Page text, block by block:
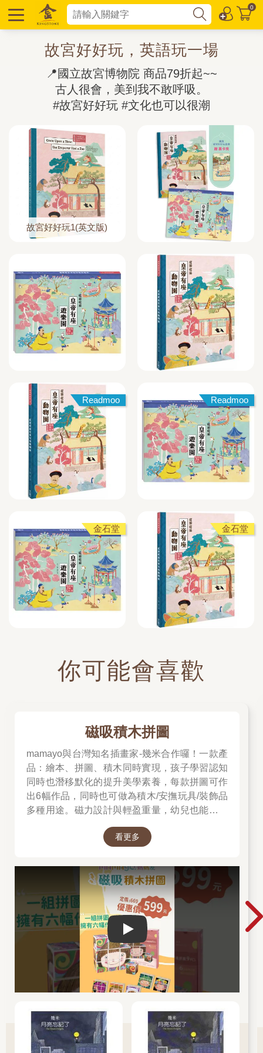
0
故宮好好玩，英語玩一場
📍國立故宮博物院 商品79折起~~
古人很會，美到我不敢呼吸。
#故宮好好玩 #文化也可以很潮
故宮好好玩1(英文版)
Readmoo Readmoo
金石堂 金石堂
你可能會喜歡
磁吸積木拼圖
mamayo與台灣知名插畫家-幾米合作囉！一款產
品：繪本、拼圖、積木同時實現，孩子學習認知
同時也潛移默化的提升美學素養，每款拼圖可作
出6幅作品，同時也可做為積木/安撫玩具/裝飾品
多種用途。磁力設計與輕盈重量，幼兒也能輕鬆
看更多
Play video